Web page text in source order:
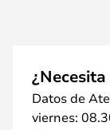
Datos de
viernes: